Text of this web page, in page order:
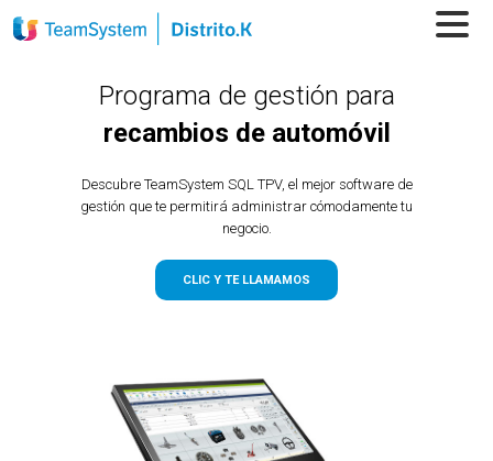
Programa de gestión para
recambios de automóvil
Descubre TeamSystem SQL TPV, el mejor software de
gestión que te permitirá administrar cómodamente tu
negocio.
CLIC Y TE LLAMAMOS